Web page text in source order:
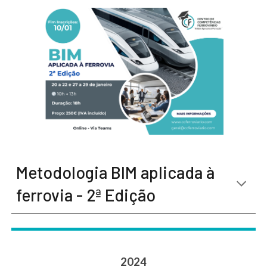
Metodologia BIM aplicada à
ferrovia - 2ª Edição
2024